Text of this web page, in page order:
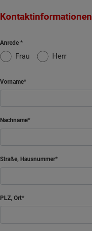
Kontaktinformationen
Anrede
Frau Herr
Vorname
Nachname
Straße, Hausnummer
PLZ, Ort